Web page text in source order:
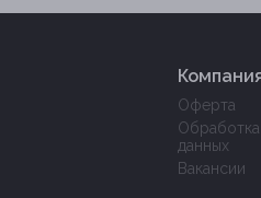
Оферта
данных
Вакансии